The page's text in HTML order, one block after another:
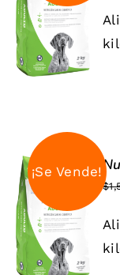
NOW
/
DETALLES
¡Se Vende!
SIGN UP
NOW
/
DETALLES
$